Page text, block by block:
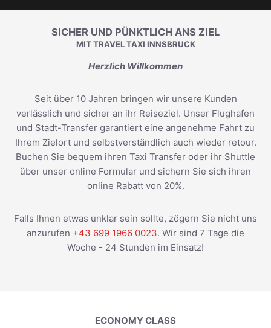
SICHER UND PÜNKTLICH ANS ZIEL
MIT TRAVEL TAXI INNSBRUCK
Herzlich Willkommen
Seit über 10 Jahren bringen wir unsere Kunden
verlässlich und sicher an ihr Reiseziel. Unser Flughafen
und Stadt-Transfer garantiert eine angenehme Fahrt zu
Ihrem Zielort und selbstverständlich auch wieder retour.
Buchen Sie bequem ihren Taxi Transfer oder ihr Shuttle
über unser online Formular und sichern Sie sich ihren
online Rabatt von 20%.
Falls Ihnen etwas unklar sein sollte, zögern Sie nicht uns
anzurufen +43 699 1966 0023. Wir sind 7 Tage die
Woche - 24 Stunden im Einsatz!
ECONOMY CLASS